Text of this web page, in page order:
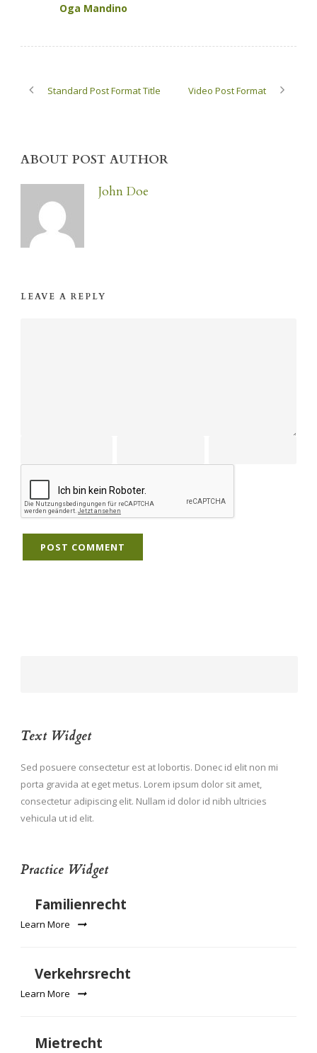
Oga Mandino
Standard Post Format Title Video Post Format
ABOUT POST AUTHOR
John Doe
LEAVE A REPLY
Text Widget
Sed posuere consectetur est at lobortis. Donec id elit non mi
porta gravida at eget metus. Lorem ipsum dolor sit amet,
consectetur adipiscing elit. Nullam id dolor id nibh ultricies
vehicula ut id elit.
Practice Widget
Familienrecht
Learn More
Verkehrsrecht
Learn More
Mietrecht